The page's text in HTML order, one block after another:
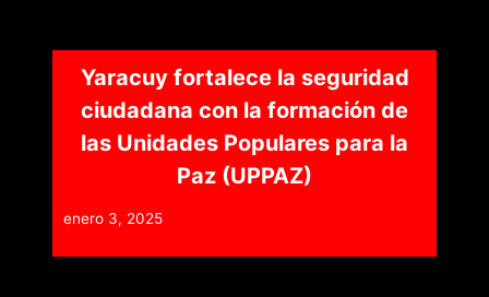
Yaracuy fortalece la seguridad
ciudadana con la formación de
las Unidades Populares para la
Paz (UPPAZ)
enero 3, 2025